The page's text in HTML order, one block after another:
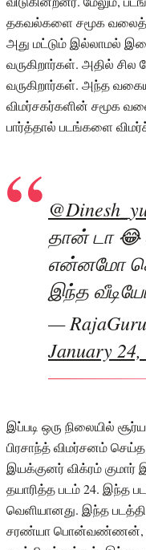
தகவல்களை சமூக
அது மட்டும் இல்லாமல்
வருகிறார்கள். அதில் சில
வருகிறார்கள். அந்த
விமர்சகர்களின் சமூக
பார்த்தால் படங்களை
தான் டா
என்னமோ
இந்த
—
January 24,
இப்படி ஒரு நிலையில்
பிரசாந்த் விமர்சனம்
இயக்குனர் விக்ரம் குமார்
தயாரித்த படம் 24. இந்த
வெளியானது. இந்த
சரண்யா பொன்வண்ணன்,